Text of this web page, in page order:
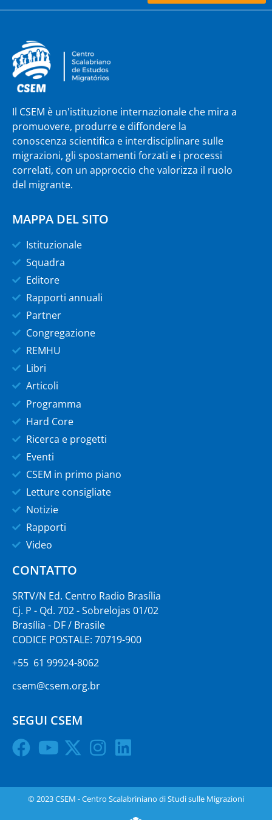
Il CSEM è un'istituzione internazionale che mira a
promuovere, produrre e diffondere la
conoscenza scientifica e interdisciplinare sulle
migrazioni, gli spostamenti forzati e i processi
correlati, con un approccio che valorizza il ruolo
del migrante.
MAPPA DEL SITO
Istituzionale
Squadra
Editore
Rapporti annuali
Partner
Congregazione
REMHU
Libri
Articoli
Programma
Hard Core
Ricerca e progetti
Eventi
CSEM in primo piano
Letture consigliate
Notizie
Rapporti
Video
CONTATTO
SRTV/N Ed. Centro Radio Brasília
Cj. P - Qd. 702 - Sobrelojas 01/02
Brasília - DF / Brasile
CODICE POSTALE: 70719-900
+55 61 99924-8062
csem@csem.org.br
SEGUI CSEM
© 2023 CSEM - Centro Scalabriniano di Studi sulle Migrazioni